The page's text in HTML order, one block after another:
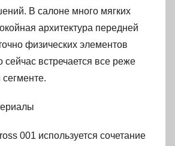
В салоне много мягких
архитектура передней
физических элементов
сейчас встречается все реже
001 используется сочетание